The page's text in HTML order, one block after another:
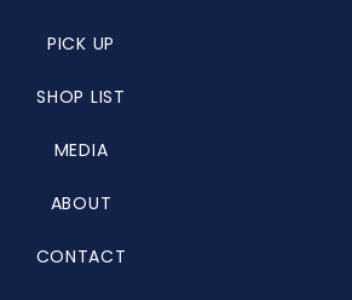
PICK UP
SHOP LIST
MEDIA
ABOUT
CONTACT